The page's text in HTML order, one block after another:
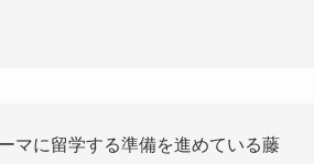
マに留学する準備を進めている藤